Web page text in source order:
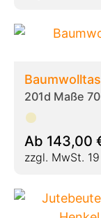
201d Maße
Ab 143,00
zzgl. MwSt. 19